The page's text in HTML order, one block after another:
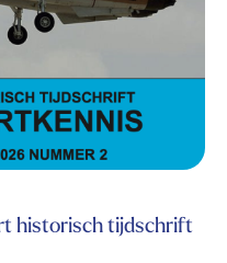
historisch tijdschrift